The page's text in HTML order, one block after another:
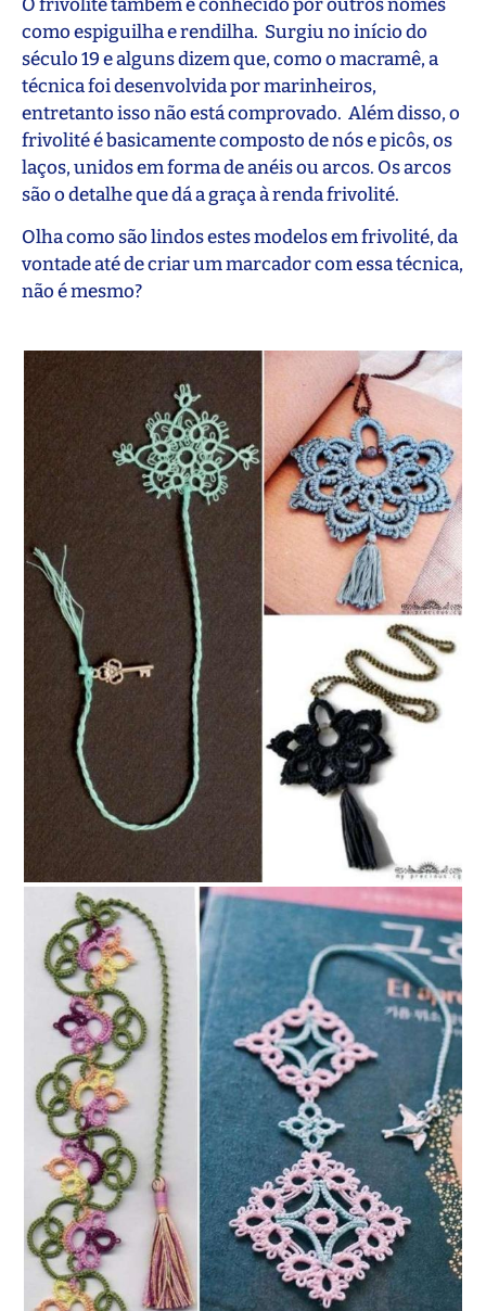
como espiguilha e rendilha. Surgiu no início do
século 19 e alguns dizem que, como o macramê, a
técnica foi desenvolvida por marinheiros,
entretanto isso não está comprovado. Além disso, o
frivolité é basicamente composto de nós e picôs, os
laços, unidos em forma de anéis ou arcos. Os arcos
são o detalhe que dá a graça à renda frivolité.
Olha como são lindos estes modelos em frivolité, da
vontade até de criar um marcador com essa técnica,
não é mesmo?